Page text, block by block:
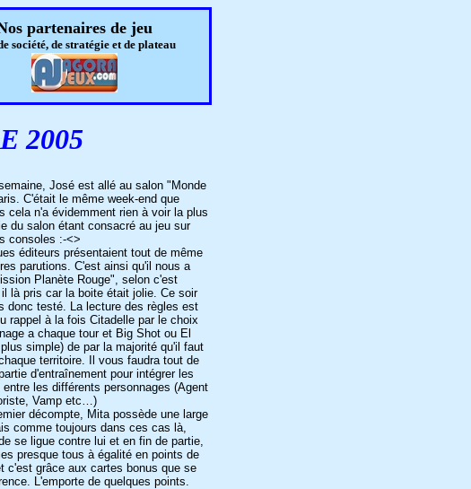
partenaires de jeu
société, de stratégie et de plateau
2005
José est allé au salon "Monde
C'était le même week-end que
cela n'a évidemment rien à voir la plus
du salon étant consacré au jeu sur
consoles :-<>
éditeurs présentaient tout de même
parutions. C'est ainsi qu'il nous a
Planète Rouge", selon c'est
là pris car la boite était jolie. Ce soir
donc testé. La lecture des règles est
rappel à la fois Citadelle par le choix
a chaque tour et Big Shot ou El
simple) de par la majorité qu'il faut
territoire. Il vous faudra tout de
d'entraînement pour intégrer les
les différents personnages (Agent
Vamp etc…)
décompte, Mita possède une large
comme toujours dans ces cas là,
se ligue contre lui et en fin de partie,
presque tous à égalité en points de
c'est grâce aux cartes bonus que se
L'emporte de quelques points.